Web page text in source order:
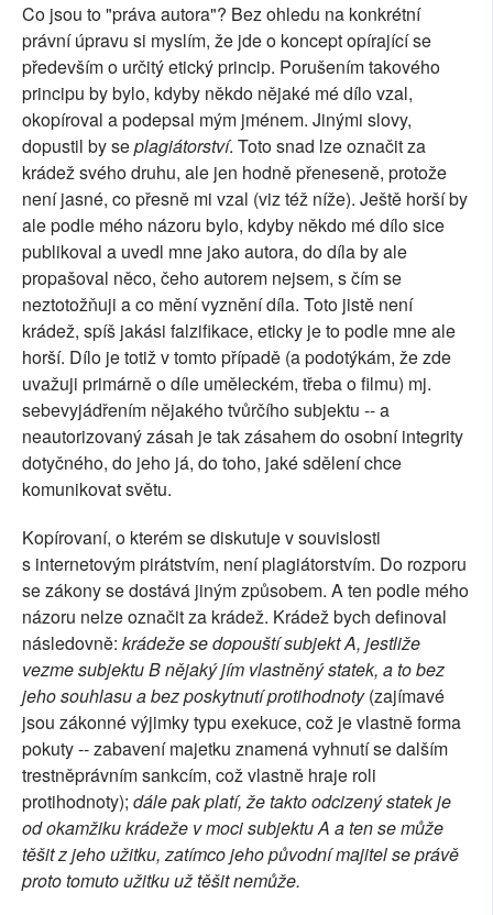
Co jsou to "práva autora"? Bez ohledu na konkrétní
právní úpravu si myslím, že jde o koncept opírající se
především o určitý etický princip. Porušením takového
principu by bylo, kdyby někdo nějaké mé dílo vzal,
okopíroval a podepsal mým jménem. Jinými slovy,
dopustil by seplagiátorství. Toto snad lze označit za
krádež svého druhu, ale jen hodně přeneseně, protože
není jasné, co přesně mi vzal (viz též níže). Ještě horší by
ale podle mého názoru bylo, kdyby někdo mé dílo sice
publikoval a uvedl mne jako autora, do díla by ale
propašoval něco, čeho autorem nejsem, s čím se
neztotožňuji a co mění vyznění díla. Toto jistě není
krádež, spíš jakási falzifikace, eticky je to podle mne ale
horší. Dílo je totiž v tomto případě (a podotýkám, že zde
uvažuji primárně o díle uměleckém, třeba o filmu) mj.
sebevyjádřením nějakého tvůrčího subjektu -- a
neautorizovaný zásah je tak zásahem do osobní integrity
dotyčného, do jeho já, do toho, jaké sdělení chce
komunikovat světu.
Kopírovaní, o kterém se diskutuje v souvislosti
s internetovým pirátstvím, není plagiátorstvím. Do rozporu
se zákony se dostává jiným způsobem. A ten podle mého
názoru nelze označit za krádež. Krádež bych definoval
následovně: krádeže se dopouští subjekt A, jestliže
vezme subjektu B nějaký jím vlastněný statek, a to bez
jeho souhlasu a bez poskytnutí protihodnoty(zajímavé
jsou zákonné výjimky typu exekuce, což je vlastně forma
pokuty -- zabavení majetku znamená vyhnutí se dalším
trestněprávním sankcím, což vlastně hraje roli
protihodnoty); dále pak platí, že takto odcizený statek je
od okamžiku krádeže v moci subjektu A a ten se může
těšit z jeho užitku, zatímco jeho původní majitel se právě
proto tomuto užitku už těšit nemůže.